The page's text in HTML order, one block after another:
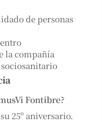
de personas
la compañía
Fontibre?
25º aniversario.